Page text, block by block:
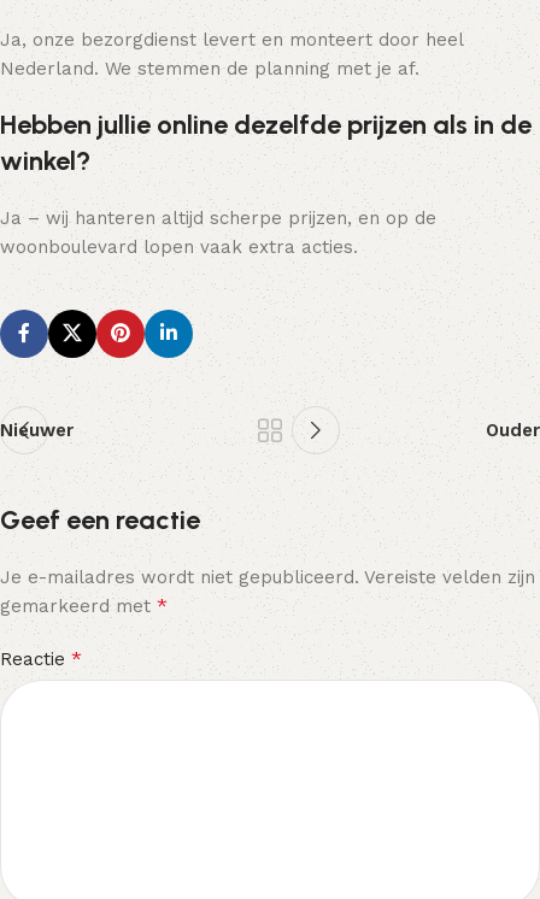
Ja, onze bezorgdienst levert en monteert door heel
Nederland. We stemmen de planning met je af.
Hebben jullie online dezelfde prijzen als in de
winkel?
Ja – wij hanteren altijd scherpe prijzen, en op de
woonboulevard lopen vaak extra acties.
Nieuwer Ouder
Geef een reactie
Je e-mailadres wordt niet gepubliceerd. Vereiste velden zijn
gemarkeerd met *
Reactie *